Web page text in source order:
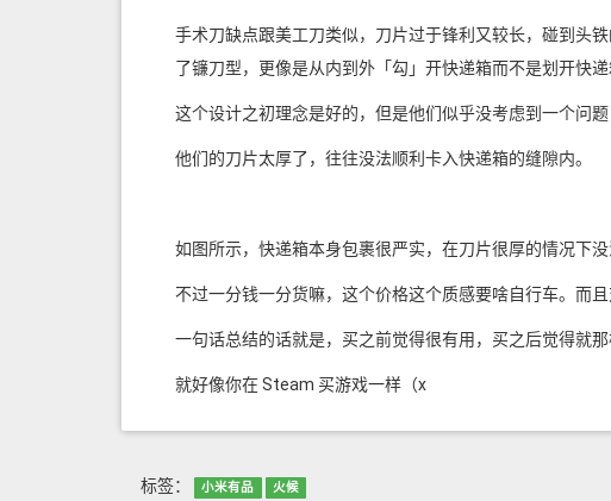
手术刀缺点跟美工刀类似，刀片过于锋利又较长，碰到头
了镰刀型，更像是从内到外「勾」开快递箱而不是划开快递
这个设计之初理念是好的，但是他们似乎没考虑到一个问题
他们的刀片太厚了，往往没法顺利卡入快递箱的缝隙内。
如图所示，快递箱本身包裹很严实，在刀片很厚的情况下没
不过一分钱一分货嘛，这个价格这个质感要啥自行车。而
一句话总结的话就是，买之前觉得很有用，买之后觉得就那
就好像你在 Steam 买游戏一样（x
标签： 小米有品 火候